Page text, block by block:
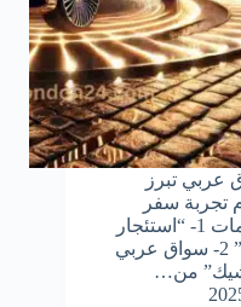
عربي تبرز
تجربة سفر
راقية، خاصة عند الاعتماد على خدمات 1- “استئجار
سيارة مع سائق في التشيك وبراغ.” 2- سواق عربي